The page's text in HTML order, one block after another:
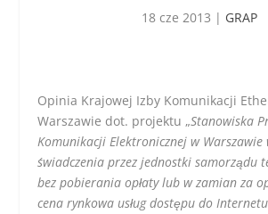
18 cze 2013 | GRAP
Opinia Krajowej Izby Komunikacji
Warszawie dot. projektu „Stanowiska
Komunikacji Elektronicznej w Warszawie
świadczenia przez jednostki samorządu
bez pobierania opłaty lub w zamian za
cena rynkowa usług dostępu do Internetu